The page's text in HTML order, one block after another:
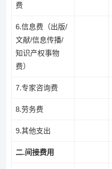
费
6.信息费（出版/
文献/信息传播/
知识产权事物
费）
7.专家咨询费
8.劳务费
9.其他支出
二.间接费用